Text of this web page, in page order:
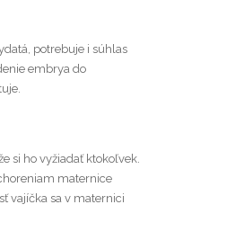
potrebuje i súhlas
embrya do
si ho vyžiadať ktokoľvek.
maternice
vajíčka sa v maternici